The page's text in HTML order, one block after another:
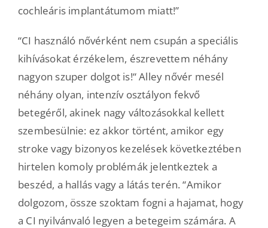
cochleáris implantátumom miatt!”
“CI használó nővérként nem csupán a speciális
kihívásokat érzékelem, észrevettem néhány
nagyon szuper dolgot is!“ Alley nővér mesél
néhány olyan, intenzív osztályon fekvő
betegéről, akinek nagy változásokkal kellett
szembesülnie: ez akkor történt, amikor egy
stroke vagy bizonyos kezelések következtében
hirtelen komoly problémák jelentkeztek a
beszéd, a hallás vagy a látás terén. “Amikor
dolgozom, össze szoktam fogni a hajamat, hogy
a CI nyilvánvaló legyen a betegeim számára. A